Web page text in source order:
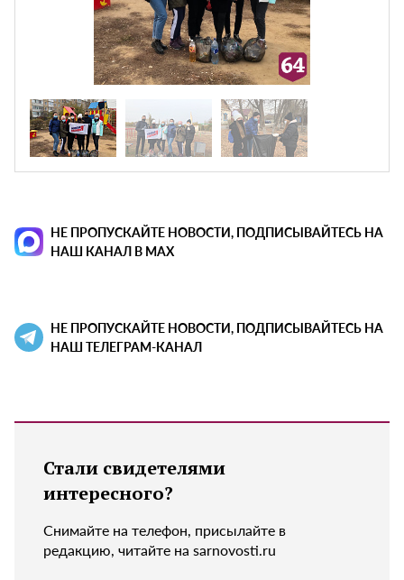
НЕ ПРОПУСКАЙТЕ НОВОСТИ, ПОДПИСЫВАЙТЕСЬ НА
НАШ КАНАЛ В MAX
НЕ ПРОПУСКАЙТЕ НОВОСТИ, ПОДПИСЫВАЙТЕСЬ НА
НАШ ТЕЛЕГРАМ-КАНАЛ
Стали свидетелями
интересного?
Снимайте на телефон, присылайте в
редакцию, читайте на sarnovosti.ru